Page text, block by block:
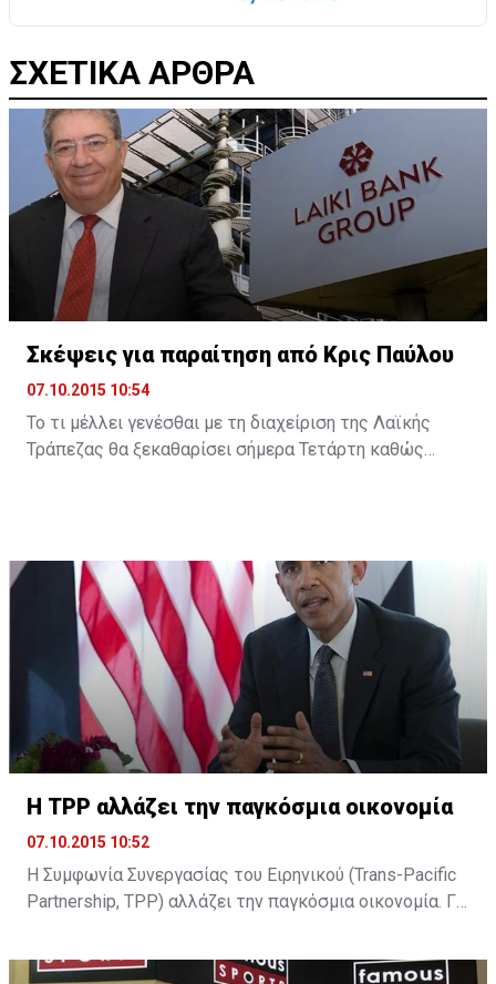
ΣΧΕΤΙΚΑ ΑΡΘΡΑ
Σκέψεις για παραίτηση από Κρις Παύλου
07.10.2015 10:54
Το τι μέλλει γενέσθαι με τη διαχείριση της Λαϊκής
Τράπεζας θα ξεκαθαρίσει σήμερα Τετάρτη καθώς
δεν έχει ακόμη επιβεβαιωθεί και ο κ. Παύλου
βρίσκεται στην Κεντρική Τράπεζα όπου αναμένεται να
ξεκαθαρίσει η παραμονή του ή όχι ...
H TPP αλλάζει την παγκόσμια οικονομία
07.10.2015 10:52
Η Συμφωνία Συνεργασίας του Ειρηνικού (Trans-Pacific
Partnership, TPP) αλλάζει την παγκόσμια οικονομία. Για
διαμορφώσει την υστεροφημία του. Για τον Σίνζο Άμπε